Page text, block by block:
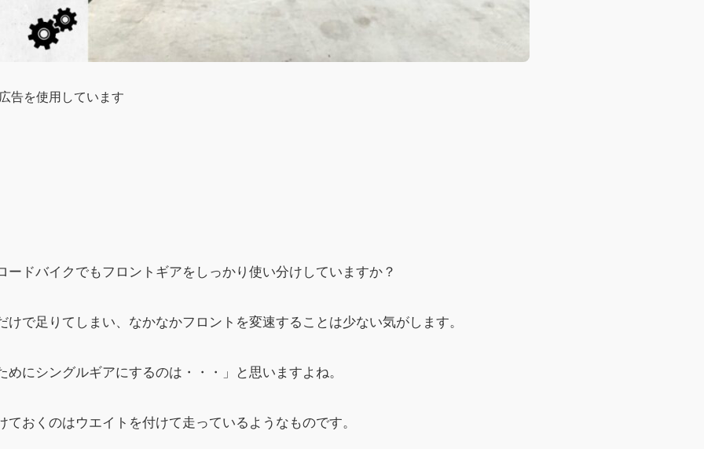
告を使用しています
ードバイクでもフロントギアをしっかり使い分けしていますか？
けで足りてしまい、なかなかフロントを変速することは少ない気がします。
にシングルギアにするのは・・・」と思いますよね。
おくのはウエイトを付けて走っているようなものです。